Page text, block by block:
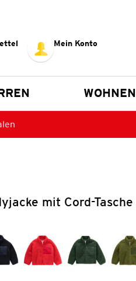
Mein Konto
WOHNEN
mit Cord-Tasche